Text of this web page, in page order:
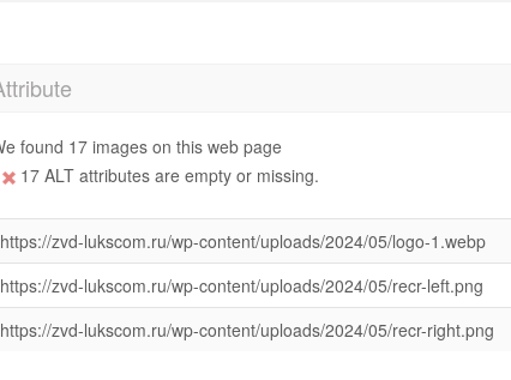
found 17 images on this web page
17 ALT attributes are empty or missing.
https://zvd-lukscom.ru/wp-content/uploads/2024/05/logo-1.webp
https://zvd-lukscom.ru/wp-content/uploads/2024/05/recr-left.png
https://zvd-lukscom.ru/wp-content/uploads/2024/05/recr-right.png